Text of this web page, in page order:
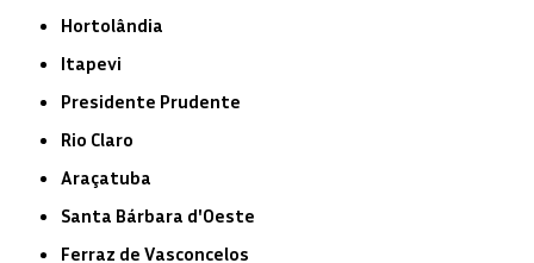
Hortolândia
Itapevi
Presidente Prudente
Rio Claro
Araçatuba
Santa Bárbara d'Oeste
Ferraz de Vasconcelos